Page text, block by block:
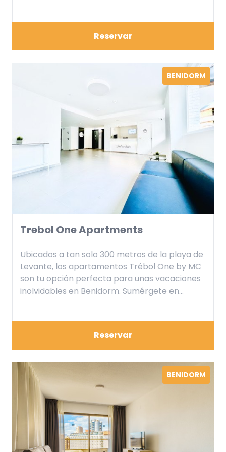
Reservar
BENIDORM
Trebol One Apartments
Ubicados a tan solo 300 metros de la playa de
Levante, los apartamentos Trébol One by MC
son tu opción perfecta para unas vacaciones
inolvidables en Benidorm. Sumérgete en
una experiencia completa cerca del mar te
espera en nuestros apartamentos.
Reservar
BENIDORM